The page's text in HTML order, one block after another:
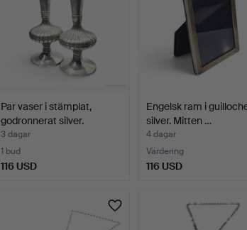
Par vaser i stämplat,
godronnerat silver.
3 dagar
1 bud
116 USD
Engelsk ram i
silver. Mitten …
4 dagar
Värdering
116 USD